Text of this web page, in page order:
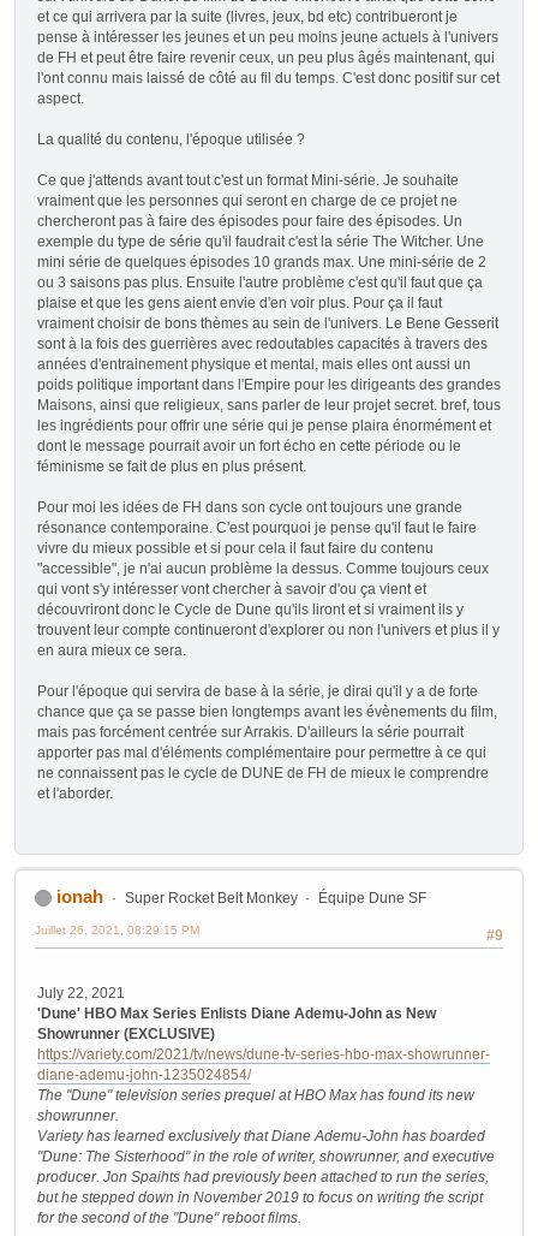
et ce qui arrivera par la suite (livres, jeux, bd etc) contribueront je
pense à intéresser les jeunes et un peu moins jeune actuels à l'univers
de FH et peut être faire revenir ceux, un peu plus âgés maintenant, qui
l'ont connu mais laissé de côté au fil du temps. C'est donc positif sur cet
aspect.
La qualité du contenu, l'époque utilisée ?
Ce que j'attends avant tout c'est un format Mini-série. Je souhaite
vraiment que les personnes qui seront en charge de ce projet ne
chercheront pas à faire des épisodes pour faire des épisodes. Un
exemple du type de série qu'il faudrait c'est la série The Witcher. Une
mini série de quelques épisodes 10 grands max. Une mini-série de 2
ou 3 saisons pas plus. Ensuite l'autre problème c'est qu'il faut que ça
plaise et que les gens aient envie d'en voir plus. Pour ça il faut
vraiment choisir de bons thèmes au sein de l'univers. Le Bene Gesserit
sont à la fois des guerrières avec redoutables capacités à travers des
années d'entrainement physique et mental, mais elles ont aussi un
poids politique important dans l'Empire pour les dirigeants des grandes
Maisons, ainsi que religieux, sans parler de leur projet secret. bref, tous
les ingrédients pour offrir une série qui je pense plaira énormément et
dont le message pourrait avoir un fort écho en cette période ou le
féminisme se fait de plus en plus présent.
Pour moi les idées de FH dans son cycle ont toujours une grande
résonance contemporaine. C'est pourquoi je pense qu'il faut le faire
vivre du mieux possible et si pour cela il faut faire du contenu
"accessible", je n'ai aucun problème la dessus. Comme toujours ceux
qui vont s'y intéresser vont chercher à savoir d'ou ça vient et
découvriront donc le Cycle de Dune qu'ils liront et si vraiment ils y
trouvent leur compte continueront d'explorer ou non l'univers et plus il y
en aura mieux ce sera.
Pour l'époque qui servira de base à la série, je dirai qu'il y a de forte
chance que ça se passe bien longtemps avant les évènements du film,
mais pas forcément centrée sur Arrakis. D'ailleurs la série pourrait
apporter pas mal d'éléments complémentaire pour permettre à ce qui
ne connaissent pas le cycle de DUNE de FH de mieux le comprendre
et l'aborder.
ionah Super Rocket Belt Monkey Équipe Dune SF
#9
Juillet 26, 2021, 08:29:15 PM
July 22, 2021
'Dune' HBO Max Series Enlists Diane Ademu-John as New
Showrunner (EXCLUSIVE)
https://variety.com/2021/tv/news/dune-tv-series-hbo-max-showrunner-
diane-ademu-john-1235024854/
The "Dune" television series prequel at HBO Max has found its new
showrunner.
Variety has learned exclusively that Diane Ademu-John has boarded
"Dune: The Sisterhood" in the role of writer, showrunner, and executive
producer. Jon Spaihts had previously been attached to run the series,
but he stepped down in November 2019 to focus on writing the script
for the second of the "Dune" reboot films.